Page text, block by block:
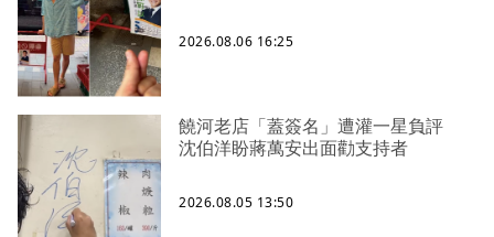
2026.08.06 16:25
饒河老店「蓋簽名」遭灌一星負評
沈伯洋盼蔣萬安出面勸支持者
2026.08.05 13:50